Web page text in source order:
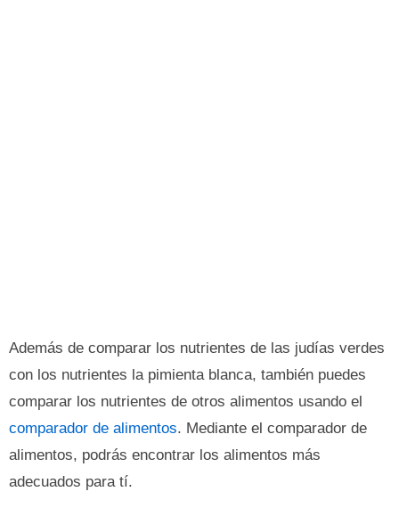
Además de comparar los nutrientes de las judías verdes
con los nutrientes la pimienta blanca, también puedes
comparar los nutrientes de otros alimentos usando el
comparador de alimentos. Mediante el comparador de
alimentos, podrás encontrar los alimentos más
adecuados para tí.